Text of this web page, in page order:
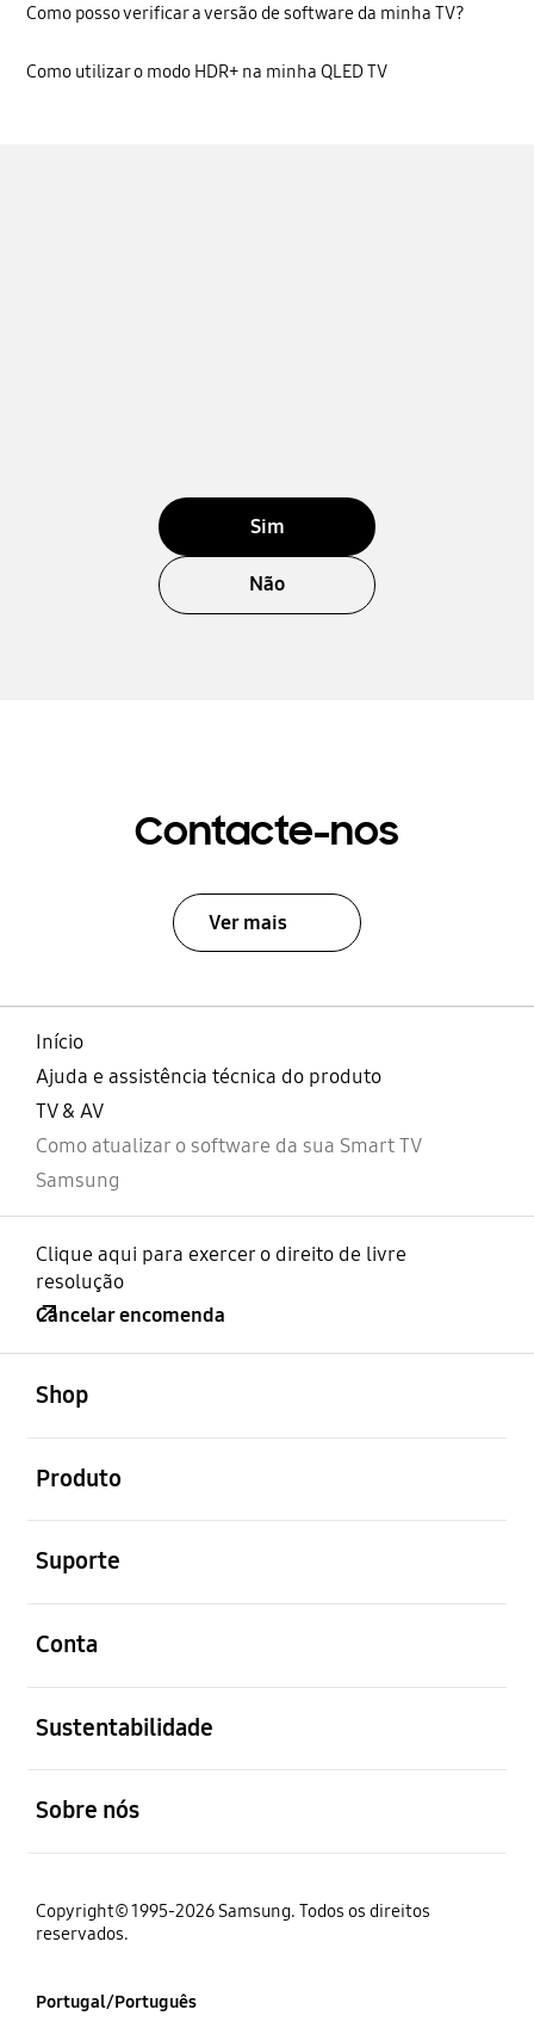
Como posso verificar a versão de software da minha TV?
Como utilizar o modo HDR+ na minha QLED TV
Sim
Não
Contacte-nos
Ver mais
Início
Ajuda e assistência técnica do produto
TV & AV
Como atualizar o software da sua Smart TV
Samsung
Clique aqui para exercer o direito de livre
resolução
Cancelar encomenda
Shop
Produto
Suporte
Conta
Sustentabilidade
Sobre nós
Copyright© 1995-2026 Samsung. Todos os direitos
reservados.
Portugal/Português